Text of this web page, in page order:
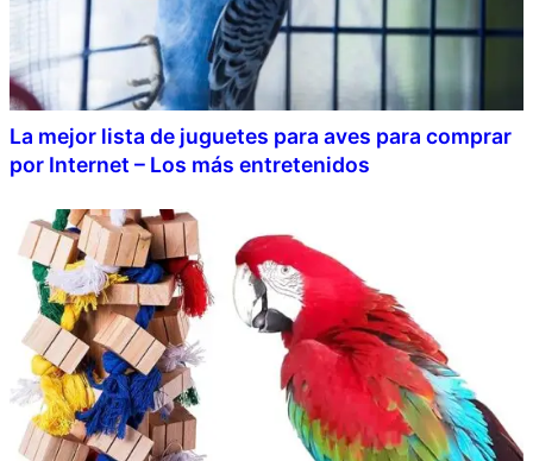
La mejor lista de juguetes para aves para comprar
por Internet – Los más entretenidos